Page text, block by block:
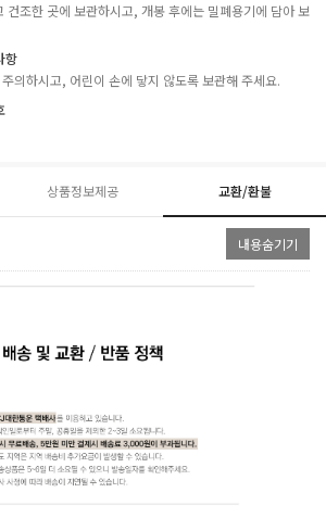
건조한 곳에 보관하시고, 개봉 후에는 밀폐용기에 담아 보
항
의하시고, 어린이 손에 닿지 않도록 보관해 주세요.
상품정보제공 교환/환불
내용숨기기